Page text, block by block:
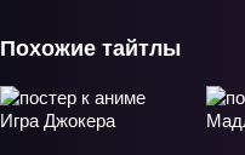
Похожие тайтлы